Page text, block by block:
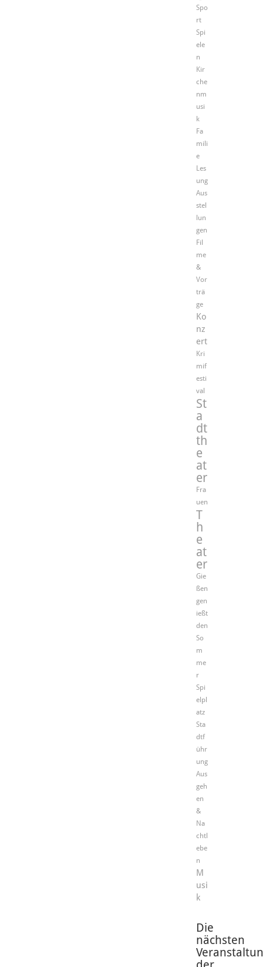
Spo
rt
Spi
ele
n
Kir
che
nm
usi
k
Fa
mili
e
Les
ung
Aus
stel
lun
gen
Fil
me
&
Vor
trä
ge
Ko
nz
ert
Kri
mif
esti
val
St
a
dt
th
e
at
er
Fra
uen
T
h
e
at
er
Gie
ßen
gen
ießt
den
So
m
me
r
Spi
elpl
atz
Sta
dtf
ühr
ung
Aus
geh
en
&
Na
chtl
ebe
n
M
usi
k
Die
nächsten